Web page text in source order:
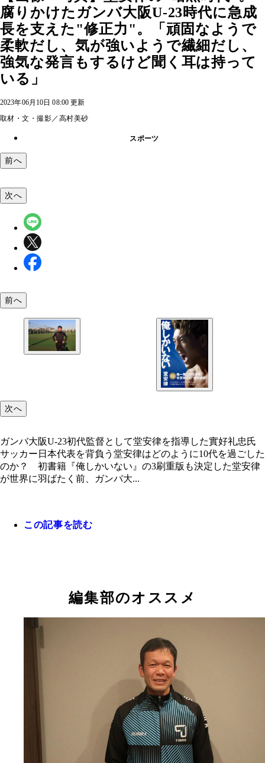
腐りかけたガンバ大阪U-23時代に急成
長を支えた"修正力"。「頑固なようで
柔軟だし、気が強いようで繊細だし、
強気な発言もするけど聞く耳は持って
いる」
2023年06月10日 08:00 更新
取材・文・撮影／高村美砂
スポーツ
前へ
ガンバ大阪U-23初代監督として堂安律を指導した
次へ
前へ
次へ
ガンバ大阪U-23初代監督として堂安律を指導した實好礼忠氏
サッカー日本代表を背負う堂安律はどのように10代を過ごした
のか？ 初書籍『俺しかいない』の3刷重版も決定した堂安律
が世界に羽ばたく前、ガンバ大...
この記事を読む
編集部のオススメ